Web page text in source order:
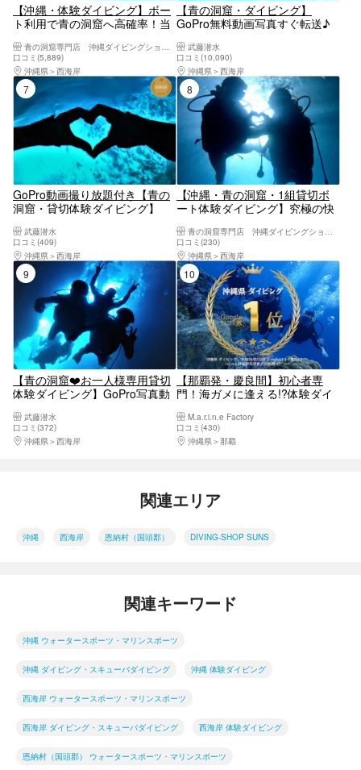
【沖縄・体験ダイビング】ボー
ト利用で青の洞窟へ高確率！当
切初心者安心・GoPro撮影無料
｜恩納村／ダイソン・ReFaドラ
イヤー完備の快適施設｜手ぶら
でOK
青の洞窟専門店 沖縄ダイビングショップ和
口コミ(5,889)
沖縄県
西海岸
【青の洞窟・ダイビング】
GoPro無料動画写真すぐ転送♪
☆当日予約・初心者大歓迎☆1
グループガイド貸切♪レビュー
高評価多数店♪沖縄本島恩納村
貸切ビーチ体験ダイビング
武藤潜水
口コミ(10,090)
沖縄県
西海岸
GoPro動画撮り放題付き【青の
洞窟・貸切体験ダイビング】
ル・サンダルレンタル☆当日予
約・初心者大歓迎☆1グループ
ガイド貸切♪レビュー高評価多
数店♪
武藤潜水
口コミ(409)
沖縄県
西海岸
8位
【沖縄・青の洞窟・1組貸切ボ
ート体験ダイビング】究極の快
使用●青の洞窟高確率◯Insta360
＆GoPro13導入☆写真動画無
料！魚餌付無料・充実アメニテ
ィーが自慢
青の洞窟専門店 沖縄ダイビングショップ和
口コミ(230)
沖縄県
西海岸
9位
【青の洞窟❤️お一人様専用貸切
体験ダイビング】GoPro写真動
サンダルレンタル☆当日予約・
初心者大歓迎☆1グループガイ
ド貸切♪レビュー高評価多数店♪
武藤潜水
口コミ(372)
沖縄県
西海岸
10位
【那覇発・慶良間】初心者専
門！海ガメに逢える!?体験ダイ
2025年4月Google口コミ数「沖
縄ダイビング」第１位
M.a.r.i.n.e Factory
口コミ(430)
沖縄県
那覇
関連エリア
沖縄 西海岸 恩納村（国頭郡） DIVING-SHOP SUNS
関連キーワード
沖縄 ウォータースポーツ・マリンスポーツ
沖縄 ダイビング・スキューバダイビング 沖縄 体験ダイビング
西海岸 ウォータースポーツ・マリンスポーツ
西海岸 ダイビング・スキューバダイビング 西海岸 体験ダイビング
恩納村（国頭郡） ウォータースポーツ・マリンスポーツ